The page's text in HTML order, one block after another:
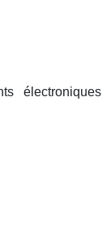
électroniques